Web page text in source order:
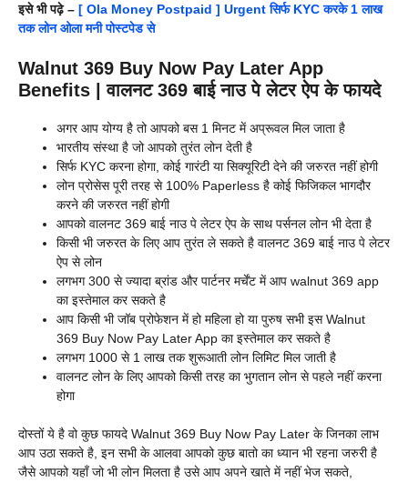
इसे भी पढ़े – [ Ola Money Postpaid ] Urgent सिर्फ KYC करके 1 लाख
तक लोन ओला मनी पोस्टपेड से
Walnut 369 Buy Now Pay Later App
Benefits | वालनट 369 बाई नाउ पे लेटर ऐप के फायदे
अगर आप योग्य है तो आपको बस 1 मिनट में अप्रूवल मिल जाता है
भारतीय संस्था है जो आपको तुरंत लोन देती है
सिर्फ KYC करना होगा, कोई गारंटी या सिक्यूरिटी देने की जरुरत नहीं होगी
लोन प्रोसेस पूरी तरह से 100% Paperless है कोई फिजिकल भागदौर
करने की जरुरत नहीं होगी
आपको वालनट 369 बाई नाउ पे लेटर ऐप के साथ पर्सनल लोन भी देता है
किसी भी जरुरत के लिए आप तुरंत ले सकते है वालनट 369 बाई नाउ पे लेटर
ऐप से लोन
लगभग 300 से ज्यादा ब्रांड और पार्टनर मर्चेंट में आप walnut 369 app
का इस्तेमाल कर सकते है
आप किसी भी जॉब प्रोफेशन में हो महिला हो या पुरुष सभी इस Walnut
369 Buy Now Pay Later App का इस्तेमाल कर सकते है
लगभग 1000 से 1 लाख तक शुरूआती लोन लिमिट मिल जाती है
वालनट लोन के लिए आपको किसी तरह का भुगतान लोन से पहले नहीं करना
होगा
दोस्तों ये है वो कुछ फायदे Walnut 369 Buy Now Pay Later के जिनका लाभ
आप उठा सकते है, इन सभी के आलवा आपको कुछ बातो का ध्यान भी रहना जरुरी है
जैसे आपको यहाँ जो भी लोन मिलता है उसे आप अपने खाते में नहीं भेज सकते,